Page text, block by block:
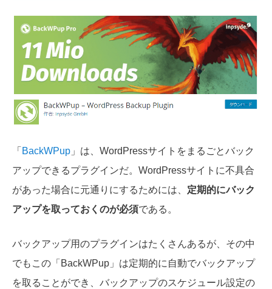
「 BackWPup 」は、WordPressサイトをまるごとバック
アップできるプラグインだ。WordPressサイトに不具合
があった場合に元通りにするためには、 定期的にバック
アップを取っておくのが必須である。
バックアップ用のプラグインはたくさんあるが、その中
でもこの「BackWPup」は定期的に自動でバックアップ
を取ることができ、バックアップのスケジュール設定の